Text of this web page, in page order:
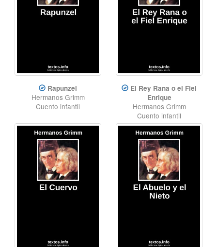
Rapunzel
Hermanos Grimm
Cuento infantil
El Rey Rana o el Fiel
Enrique
Hermanos Grimm
Cuento infantil